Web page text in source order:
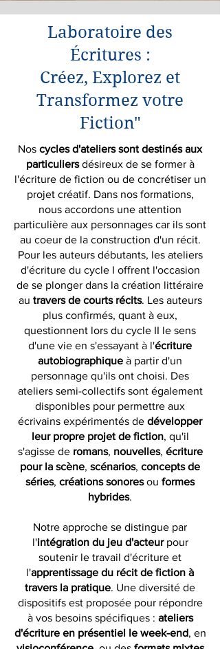
Laboratoire des
Écritures :
Créez, Explorez et
Transformez votre
Fiction"
Nos cycles d'ateliers sont destinés aux
particuliersdésireux de se former à
l'écriture de fiction ou de concrétiser un
projet créatif. Dans nos formations,
nous accordons une attention
particulière aux personnages car ils sont
au coeur de la construction d'un récit.
Pour les auteurs débutants, les ateliers
d'écriture du cycle I offrent l'occasion
de se plonger dans la création littéraire
au travers de courts récits. Les auteurs
plus confirmés, quant à eux,
questionnent lors du cycle II le sens
d'une vie en s'essayant à l'écriture
autobiographique à partir d'un
personnage qu'ils ont choisi. Des
ateliers semi-collectifs sont également
disponibles pour permettre aux
écrivains expérimentés de développer
leur propre projet de fiction, qu'il
s'agisse de romans, nouvelles, écriture
pour la scène, scénarios, concepts de
séries, créations sonoresou formes
hybrides.
Notre approche se distingue par
l'intégration du jeu d'acteurpour
soutenir le travail d'écriture et
l'apprentissage du récit de fiction à
travers la pratique. Une diversité de
dispositifs est proposée pour répondre
à vos besoins spécifiques : ateliers
d'écriture en présentiel le week-end, en